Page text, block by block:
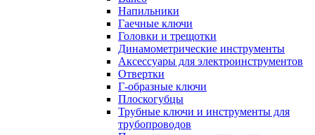
Напильники
Гаечные ключи
Головки и трещотки
Динамометрические инструменты
Аксессуары для электроинструментов
Отвертки
Г-образные ключи
Плоскогубцы
Трубные ключи и инструменты для
трубопроводов